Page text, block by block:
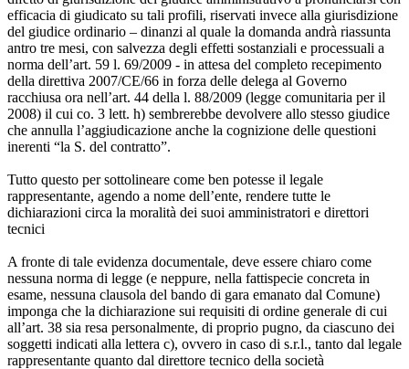
efficacia di giudicato su tali profili, riservati invece alla giurisdizione
del giudice ordinario – dinanzi al quale la domanda andrà riassunta
antro tre mesi, con salvezza degli effetti sostanziali e processuali a
norma dell’art. 59 l. 69/2009 - in attesa del completo recepimento
della direttiva 2007/CE/66 in forza delle delega al Governo
racchiusa ora nell’art. 44 della l. 88/2009 (legge comunitaria per il
2008) il cui co. 3 lett. h) sembrerebbe devolvere allo stesso giudice
che annulla l’aggiudicazione anche la cognizione delle questioni
inerenti “la S. del contratto”.
Tutto questo per sottolineare come ben potesse il legale
rappresentante, agendo a nome dell’ente, rendere tutte le
dichiarazioni circa la moralità dei suoi amministratori e direttori
tecnici
A fronte di tale evidenza documentale, deve essere chiaro come
nessuna norma di legge (e neppure, nella fattispecie concreta in
esame, nessuna clausola del bando di gara emanato dal Comune)
imponga che la dichiarazione sui requisiti di ordine generale di cui
all’art. 38 sia resa personalmente, di proprio pugno, da ciascuno dei
soggetti indicati alla lettera c), ovvero in caso di s.r.l., tanto dal legale
rappresentante quanto dal direttore tecnico della società